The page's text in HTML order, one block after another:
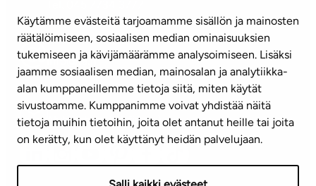
Käytämme evästeitä tarjoamamme sisällön ja mainosten
räätälöimiseen, sosiaalisen median ominaisuuksien
tukemiseen ja kävijämäärämme analysoimiseen. Lisäksi
jaamme sosiaalisen median, mainosalan ja analytiikka-
alan kumppaneillemme tietoja siitä, miten käytät
sivustoamme. Kumppanimme voivat yhdistää näitä
tietoja muihin tietoihin, joita olet antanut heille tai joita
on kerätty, kun olet käyttänyt heidän palvelujaan.
(vardagar kl. 8–16)
info@ta.fi
Nyhetsbrev (på finska)